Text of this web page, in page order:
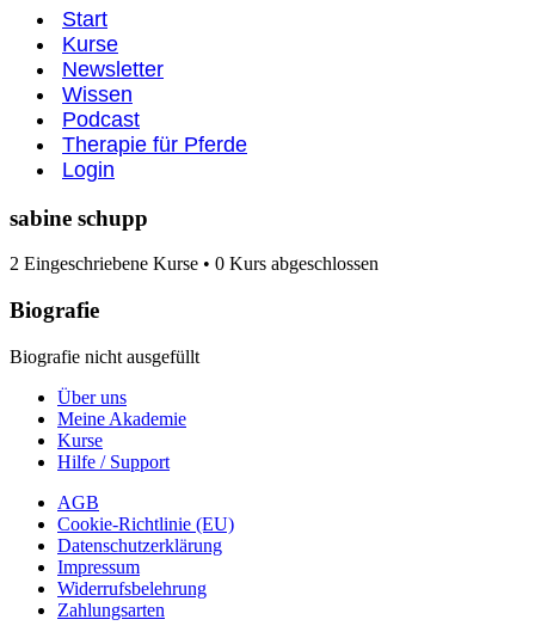
Start
Kurse
Newsletter
Wissen
Podcast
Therapie für Pferde
Login
sabine schupp
2 Eingeschriebene Kurse • 0 Kurs abgeschlossen
Biografie
Biografie nicht ausgefüllt
Über uns
Meine Akademie
Kurse
Hilfe / Support
AGB
Cookie-Richtlinie (EU)
Datenschutzerklärung
Impressum
Widerrufsbelehrung
Zahlungsarten